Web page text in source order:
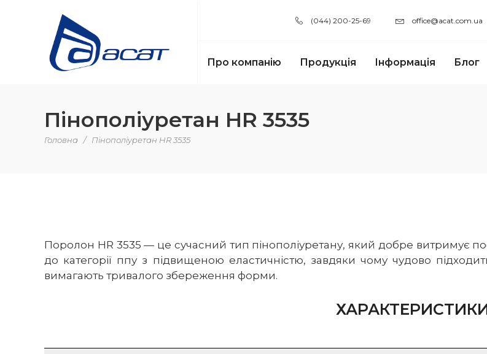
(044) 200-25-69 office@acat.com.ua
Про компанію Продукція Інформація Блог
Пінополіуретан HR 3535
Головна / Пінополіуретан HR 3535
Поролон HR 3535 — це сучасний тип пінополіуретану, який добре витримує
до категорії ппу з підвищеною еластичністю, завдяки чому чудово
вимагають тривалого збереження форми.